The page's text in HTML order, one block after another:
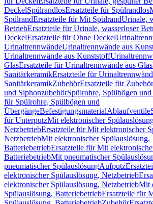
DeckelSpülrandlosErsatzteile für Spülrandlos
SpülrandErsatzteile für Mit SpülrandUrinale,
BetriebErsatzteile für Urinale, wasserloser
DeckelErsatzteile für Ohne Deckel
UrinaltrennwändeUrinaltrennwände aus
Urinaltrennwände aus Kunststoff
GlasErsatzteile für Urinaltrennwände aus Glas
SanitärkeramikErsatzteile für
SanitärkeramikZubehörErsatzteile für Zubehör
und SiphonzubehörSpülrohre, Spülbögen
für Spülrohre, Spülbögen und
ÜbergängeBefestigungsmaterialAblaufventile
für UnterputzMit elektronischer
NetzbetriebErsatzteile für Mit elektronischer
NetzbetriebMit elektronischer Spülauslösung,
BatteriebetriebErsatzteile für Mit
BatteriebetriebMit pneumatischer
pneumatischer SpülauslösungAufputz
elektronischer Spülauslösung, Netzbetrieb
elektronischer Spülauslösung, NetzbetriebMit
Spülauslösung, BatteriebetriebErsatzteile für